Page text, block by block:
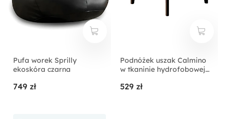
Pufa worek Sprilly
ekoskóra czarna
749 zł
Podnóżek uszak Calmino
w tkaninie hydrofobowej
wenge
529 zł